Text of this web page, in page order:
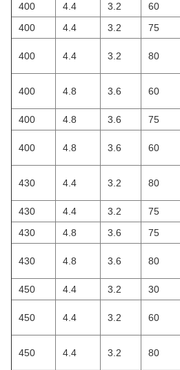
400
4.4 3.2 60
400
4.4 3.2 75
400 4.4 3.2 80
400 4.8 3.6 60
400
4.8 3.6 75
400 4.8 3.6 60
430 4.4 3.2 80
430
4.4 3.2 75
430
4.8 3.6 75
430 4.8 3.6 80
450
4.4 3.2 30
450 4.4 3.2 60
450 4.4 3.2 80